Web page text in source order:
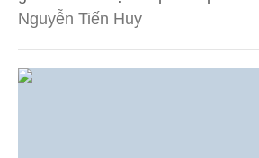
Nguyễn Tiến Huy